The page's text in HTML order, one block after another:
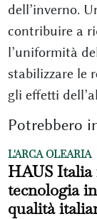
dell’inverno.
contribuire a
l’uniformità
stabilizzare le
gli effetti
Potrebbero
L'ARCA OLEARIA
HAUS Italia
tecnologia
qualità